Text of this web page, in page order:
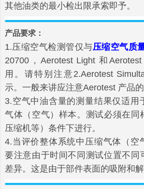
其他油类的最小检出限承索即予。
产品要求：
1.压缩空气检测管仅与压缩空气质
20700，Aerotest Light 和
用。请特别注意2.Aerotest
示。一般来讲应注意Aerotest 产品的
3.空气中油含量的测量结果仅适用
气体（空气）样本。测试必须在同
压缩机等）条件下进行。
4.当评价整体系统中压缩气体（空
要注意由于时间不同测试位置不同
差异。这是由于部件表面的吸附和解